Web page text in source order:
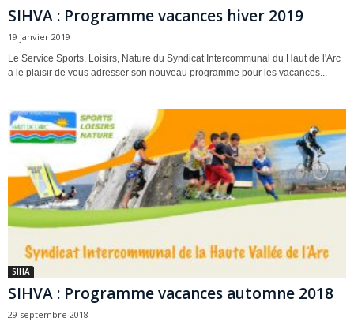
SIHVA : Programme vacances hiver 2019
19 janvier 2019
Le Service Sports, Loisirs, Nature du Syndicat Intercommunal du Haut de l'Arc
a le plaisir de vous adresser son nouveau programme pour les vacances...
SIHA
SIHVA : Programme vacances automne 2018
29 septembre 2018